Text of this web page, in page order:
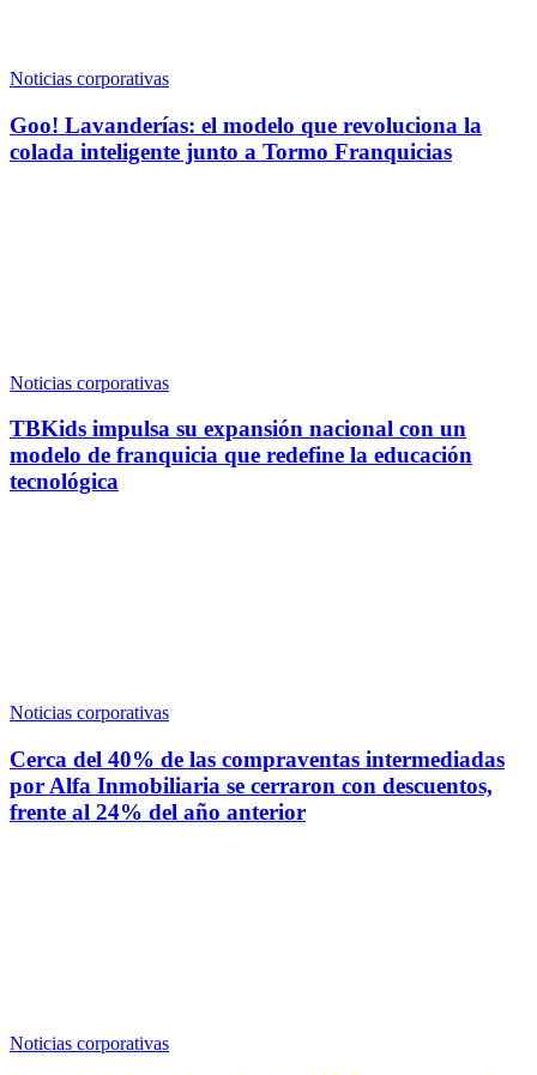
Noticias corporativas
Goo! Lavanderías: el modelo que revoluciona la
colada inteligente junto a Tormo Franquicias
Noticias corporativas
TBKids impulsa su expansión nacional con un
modelo de franquicia que redefine la educación
tecnológica
Noticias corporativas
Cerca del 40% de las compraventas intermediadas
por Alfa Inmobiliaria se cerraron con descuentos,
frente al 24% del año anterior
Noticias corporativas